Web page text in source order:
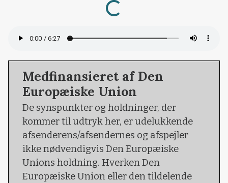
Loading...
Medfinansieret af Den
Europæiske Union
De synspunkter og holdninger, der
kommer til udtryk her, er udelukkende
afsenderens/afsendernes og afspejler
ikke nødvendigvis Den Europæiske
Unions holdning. Hverken Den
Europæiske Union eller den tildelende